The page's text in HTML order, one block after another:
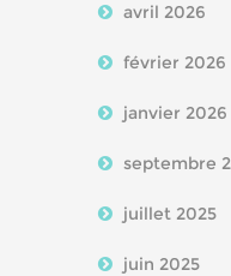
avril 2026
février 2026
janvier 2026
septembre
juillet 2025
juin 2025